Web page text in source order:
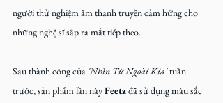
người thử nghiệm âm thanh truyền cảm hứng cho
những nghệ sĩ sắp ra mắt tiếp theo.
Sau thành công của 'Nhìn Từ Ngoài Kia' tuần
trước, sản phẩm lần này Feetz đã sử dụng màu sắc